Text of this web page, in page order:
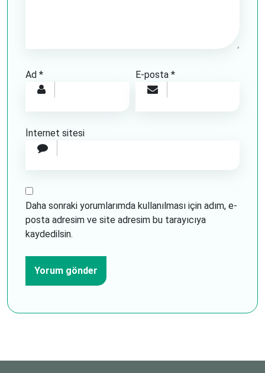
Ad * E-posta*
İnternet sitesi
Daha sonraki yorumlarımda kullanılması için adım, e-
posta adresim ve site adresim bu tarayıcıya
kaydedilsin.